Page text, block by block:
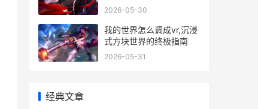
2026-05-30
我的世界怎么调成vr,沉浸
式方块世界的终极指南
2026-05-31
经典文章